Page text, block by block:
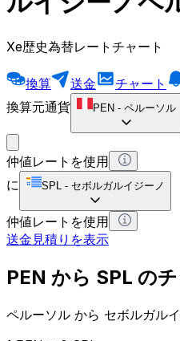
Xe歴史為替レートチャート
換算 送金 チャート
換算元通貨
PEN - ペルーソル
仲値レートを使用
に
SPL - セボルガルイジーノ
仲値レートを使用
送金見積りを表示
PEN から SPL の
ペルーソル から セボルガル